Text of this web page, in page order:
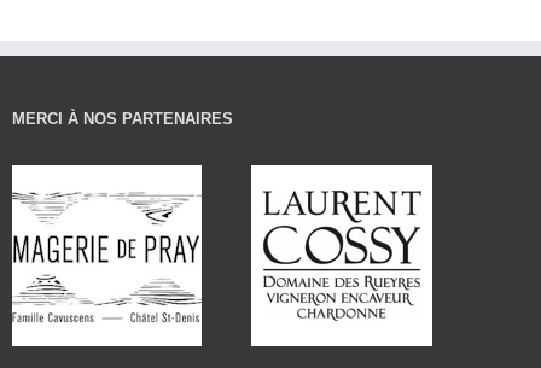
MERCI À NOS PARTENAIRES